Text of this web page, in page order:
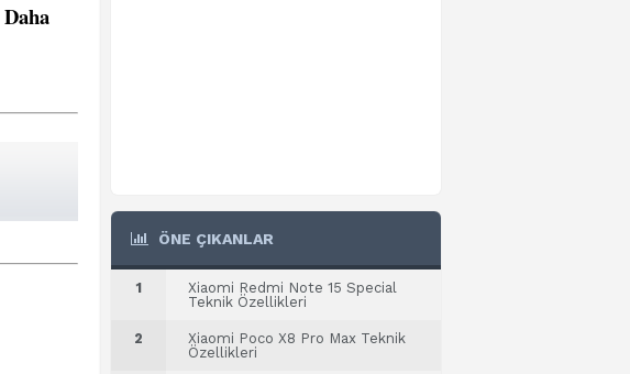
Daha
ÖNE ÇIKANLAR
1
Xiaomi Redmi Note 15 Special
Teknik Özellikleri
2
Xiaomi Poco X8 Pro Max Teknik
Özellikleri